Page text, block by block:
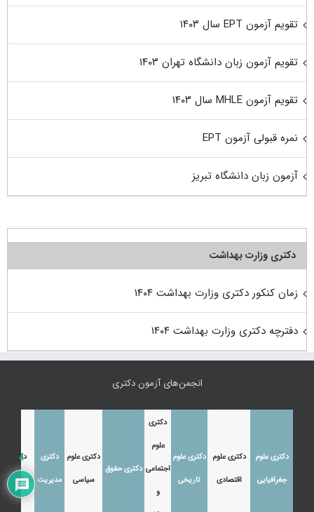
تقویم آزمون EPT سال ۱۴۰۳
تقویم آزمون زبان دانشگاه تهران ۱۴۰۳
تقویم آزمون MHLE سال ۱۴۰۳
نمره قبولی آزمون EPT
آزمون زبان دانشگاه تبریز
دکتری وزارت بهداشت
زمان کنکور دکتری وزارت بهداشت ۱۴۰۴
دفترچه دکتری وزارت بهداشت ۱۴۰۴
انجمن‌های آزمون دکتری
دکتری علوم
جغرافیایی
دکتری علوم
اقتصادی
دکتری علوم
تاریخی
دکتری
علوم
اجتماعی
و
دکتری حقوق
دکتری علوم
سیاسی
دکتری
مدیریت
دکتری
حسابداری
4